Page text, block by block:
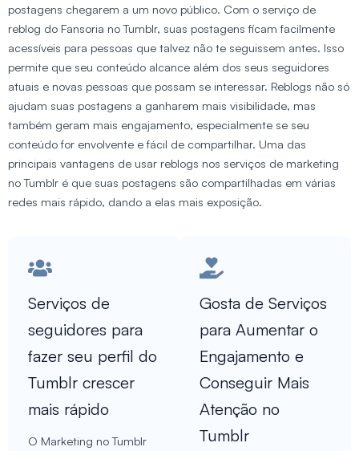
postagens chegarem a um novo público. Com o serviço de
reblog do Fansoria no Tumblr, suas postagens ficam facilmente
acessíveis para pessoas que talvez não te seguissem antes. Isso
permite que seu conteúdo alcance além dos seus seguidores
atuais e novas pessoas que possam se interessar. Reblogs não só
ajudam suas postagens a ganharem mais visibilidade, mas
também geram mais engajamento, especialmente se seu
conteúdo for envolvente e fácil de compartilhar. Uma das
principais vantagens de usar reblogs nos serviços de marketing
no Tumblr é que suas postagens são compartilhadas em várias
redes mais rápido, dando a elas mais exposição.
Serviços de
seguidores para
fazer seu perfil do
Tumblr crescer
mais rápido
O Marketing no Tumblr
Gosta de Serviços
para Aumentar o
Engajamento e
Conseguir Mais
Atenção no
Tumblr